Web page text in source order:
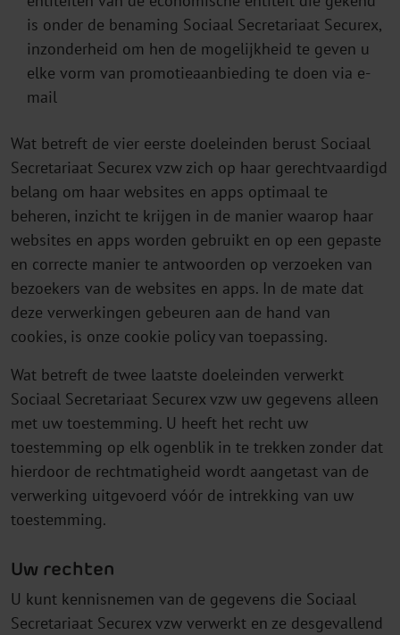
is onder de benaming Sociaal Secretariaat Securex,
inzonderheid om hen de mogelijkheid te geven u
elke vorm van promotieaanbieding te doen via e-
mail
Wat betreft de vier eerste doeleinden berust Sociaal
Secretariaat Securex vzw zich op haar gerechtvaardigd
belang om haar websites en apps optimaal te
beheren, inzicht te krijgen in de manier waarop haar
websites en apps worden gebruikt en op een gepaste
en correcte manier te antwoorden op verzoeken van
bezoekers van de websites en apps. In de mate dat
deze verwerkingen gebeuren aan de hand van
cookies, is onze cookie policy van toepassing.
Wat betreft de twee laatste doeleinden verwerkt
Sociaal Secretariaat Securex vzw uw gegevens alleen
met uw toestemming. U heeft het recht uw
toestemming op elk ogenblik in te trekken zonder dat
hierdoor de rechtmatigheid wordt aangetast van de
verwerking uitgevoerd vóór de intrekking van uw
toestemming.
Uw rechten
U kunt kennisnemen van de gegevens die Sociaal
Secretariaat Securex vzw verwerkt en ze desgevallend